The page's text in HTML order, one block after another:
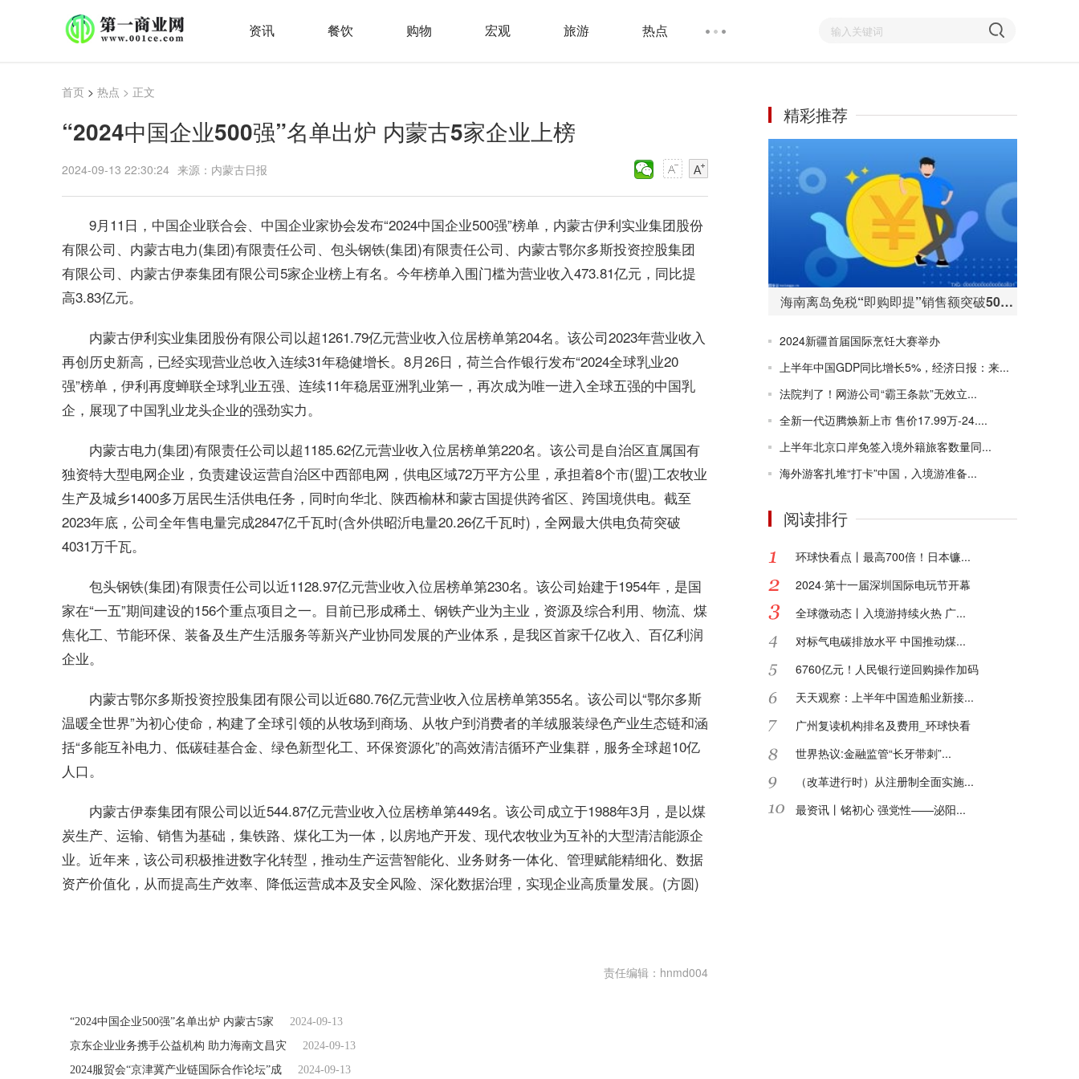
资讯 餐饮 购物 宏观 旅游 热点
首页 > 热点 > 正文
“2024中国企业500强”名单出炉 内蒙古5家企业上榜
2024-09-13 22:30:24 来源：内蒙古日报
9月11日，中国企业联合会、中国企业家协会发布“2024中国企业500强”榜单，内蒙古伊利实业集团股份
有限公司、内蒙古电力(集团)有限责任公司、包头钢铁(集团)有限责任公司、内蒙古鄂尔多斯投资控股集团
有限公司、内蒙古伊泰集团有限公司5家企业榜上有名。今年榜单入围门槛为营业收入473.81亿元，同比提
高3.83亿元。
内蒙古伊利实业集团股份有限公司以超1261.79亿元营业收入位居榜单第204名。该公司2023年营业收入
再创历史新高，已经实现营业总收入连续31年稳健增长。8月26日，荷兰合作银行发布“2024全球乳业20
强”榜单，伊利再度蝉联全球乳业五强、连续11年稳居亚洲乳业第一，再次成为唯一进入全球五强的中国乳
企，展现了中国乳业龙头企业的强劲实力。
内蒙古电力(集团)有限责任公司以超1185.62亿元营业收入位居榜单第220名。该公司是自治区直属国有
独资特大型电网企业，负责建设运营自治区中西部电网，供电区域72万平方公里，承担着8个市(盟)工农牧业
生产及城乡1400多万居民生活供电任务，同时向华北、陕西榆林和蒙古国提供跨省区、跨国境供电。截至
2023年底，公司全年售电量完成2847亿千瓦时(含外供昭沂电量20.26亿千瓦时)，全网最大供电负荷突破
4031万千瓦。
包头钢铁(集团)有限责任公司以近1128.97亿元营业收入位居榜单第230名。该公司始建于1954年，是国
家在“一五”期间建设的156个重点项目之一。目前已形成稀土、钢铁产业为主业，资源及综合利用、物流、煤
焦化工、节能环保、装备及生产生活服务等新兴产业协同发展的产业体系，是我区首家千亿收入、百亿利润
企业。
内蒙古鄂尔多斯投资控股集团有限公司以近680.76亿元营业收入位居榜单第355名。该公司以“鄂尔多斯
温暖全世界”为初心使命，构建了全球引领的从牧场到商场、从牧户到消费者的羊绒服装绿色产业生态链和涵
括“多能互补电力、低碳硅基合金、绿色新型化工、环保资源化”的高效清洁循环产业集群，服务全球超10亿
人口。
内蒙古伊泰集团有限公司以近544.87亿元营业收入位居榜单第449名。该公司成立于1988年3月，是以煤
炭生产、运输、销售为基础，集铁路、煤化工为一体，以房地产开发、现代农牧业为互补的大型清洁能源企
业。近年来，该公司积极推进数字化转型，推动生产运营智能化、业务财务一体化、管理赋能精细化、数据
资产价值化，从而提高生产效率、降低运营成本及安全风险、深化数据治理，实现企业高质量发展。(方圆)
责任编辑：hnmd004
“2024中国企业500强”名单出炉 内蒙古5家
2024-09-13
京东企业业务携手公益机构 助力海南文昌灾
2024-09-13
2024服贸会“京津冀产业链国际合作论坛”成
2024-09-13
精彩推荐
海南离岛免税“即购即提”销售额突破50亿元 购物人数255万人次
2024新疆首届国际烹饪大赛举办
上半年中国GDP同比增长5%，经济日报：来...
法院判了！网游公司“霸王条款”无效立...
全新一代迈腾焕新上市 售价17.99万-24....
上半年北京口岸免签入境外籍旅客数量同...
海外游客扎堆“打卡”中国，入境游准备...
阅读排行
环球快看点丨最高700倍！日本镰...
2024·第十一届深圳国际电玩节开幕
全球微动态丨入境游持续火热 广...
对标气电碳排放水平 中国推动煤...
6760亿元！人民银行逆回购操作加码
天天观察：上半年中国造船业新接...
广州复读机构排名及费用_环球快看
世界热议:金融监管“长牙带刺”...
（改革进行时）从注册制全面实施...
最资讯丨铭初心 强党性——泌阳...